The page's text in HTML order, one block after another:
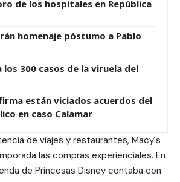
de los hospitales en República
homenaje póstumo a Pablo
los 300 casos de la viruela del
están viciados acuerdos del
en caso Calamar
de viajes y restaurantes, Macy´s
las compras experienciales. En
de Princesas Disney contaba con